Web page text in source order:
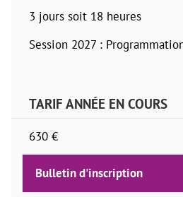
3 jours soit 18 heures
Session 2027 :
TARIF ANNÉE EN COURS
630 €
Bulletin d'inscription